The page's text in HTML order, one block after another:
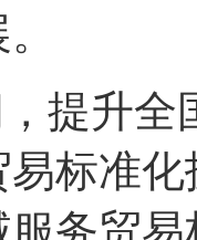
提升全
标准